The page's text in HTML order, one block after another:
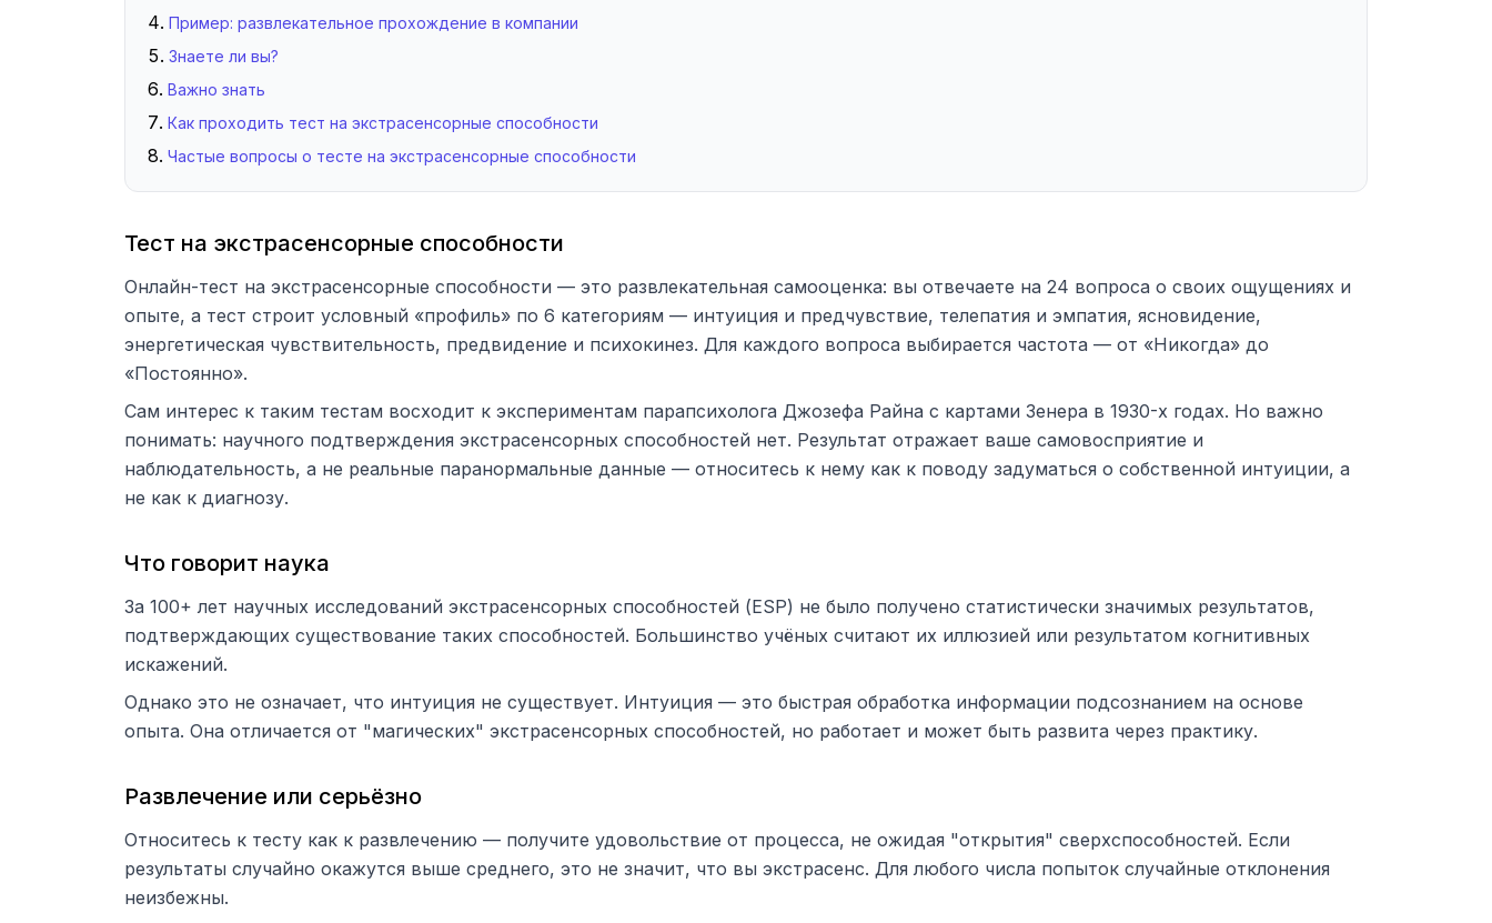
Пример: развлекательное прохождение в компании
Знаете ли вы?
Важно знать
Как проходить тест на экстрасенсорные способности
Частые вопросы о тесте на экстрасенсорные способности
Тест на экстрасенсорные способности
Онлайн-тест на экстрасенсорные способности — это развлекательная самооценка: вы отвечаете на 24 вопроса о своих ощущениях и
опыте, а тест строит условный «профиль» по 6 категориям — интуиция и предчувствие, телепатия и эмпатия, ясновидение,
энергетическая чувствительность, предвидение и психокинез. Для каждого вопроса выбирается частота — от «Никогда» до
«Постоянно».
Сам интерес к таким тестам восходит к экспериментам парапсихолога Джозефа Райна с картами Зенера в 1930-х годах. Но важно
понимать: научного подтверждения экстрасенсорных способностей нет. Результат отражает ваше самовосприятие и
наблюдательность, а не реальные паранормальные данные — относитесь к нему как к поводу задуматься о собственной интуиции, а
не как к диагнозу.
Что говорит наука
За 100+ лет научных исследований экстрасенсорных способностей (ESP) не было получено статистически значимых результатов,
подтверждающих существование таких способностей. Большинство учёных считают их иллюзией или результатом когнитивных
искажений.
Однако это не означает, что интуиция не существует. Интуиция — это быстрая обработка информации подсознанием на основе
опыта. Она отличается от "магических" экстрасенсорных способностей, но работает и может быть развита через практику.
Развлечение или серьёзно
Относитесь к тесту как к развлечению — получите удовольствие от процесса, не ожидая "открытия" сверхспособностей. Если
результаты случайно окажутся выше среднего, это не значит, что вы экстрасенс. Для любого числа попыток случайные отклонения
неизбежны.